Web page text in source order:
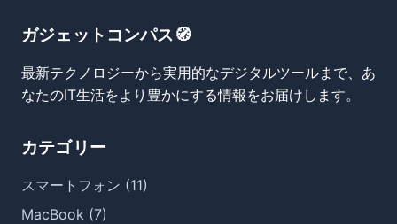
ガジェットコンパス🧭
最新テクノロジーから実用的なデジタルツールまで、あ
なたのIT生活をより豊かにする情報をお届けします。
カテゴリー
スマートフォン (11)
MacBook (7)